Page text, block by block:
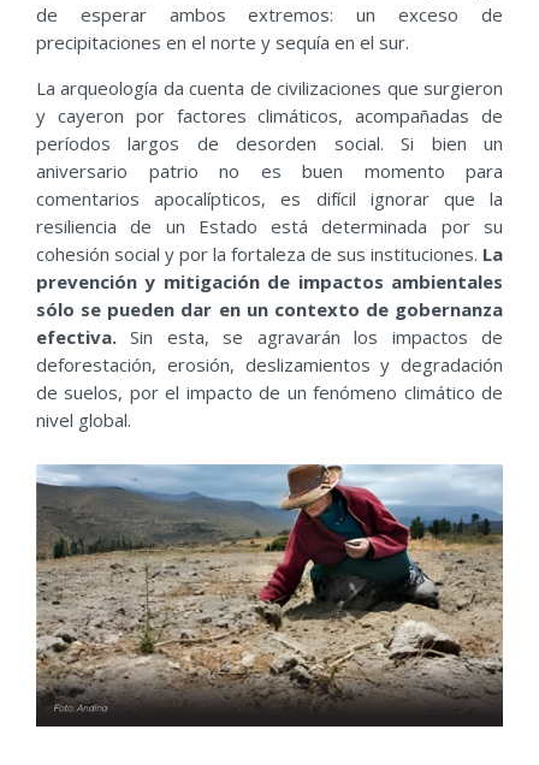
de esperar ambos extremos: un exceso de
precipitaciones en el norte y sequía en el sur.
La arqueología da cuenta de civilizaciones que surgieron
y cayeron por factores climáticos, acompañadas de
períodos largos de desorden social. Si bien un
aniversario patrio no es buen momento para
comentarios apocalípticos, es difícil ignorar que la
resiliencia de un Estado está determinada por su
cohesión social y por la fortaleza de sus instituciones. La
prevención y mitigación de impactos ambientales
sólo se pueden dar en un contexto de gobernanza
efectiva. Sin esta, se agravarán los impactos de
deforestación, erosión, deslizamientos y degradación
de suelos, por el impacto de un fenómeno climático de
nivel global.